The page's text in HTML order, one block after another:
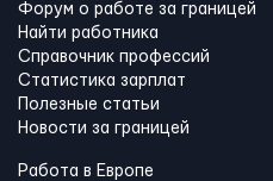
Форум о работе за границей
Найти работника
Справочник профессий
Статистика зарплат
Полезные статьи
Новости за границей
Работа в Европе